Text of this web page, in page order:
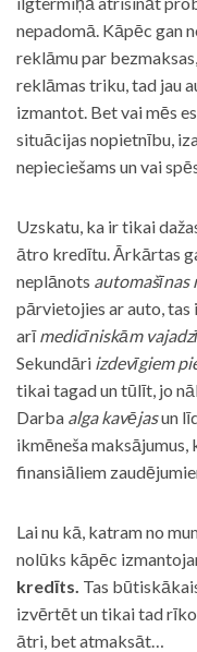
nepadomā. Kāpēc gan
reklāmu par
reklāmas triku, tad jau
izmantot. Bet vai mēs
situācijas nopietnību,
nepieciešams un vai
Uzskatu, ka ir tikai
ātro kredītu. Ārkārtas
neplānots automašīnas
pārvietojies ar auto,
arīmedicīniskām
Sekundāri izdevīgiem
tikai tagad un tūlīt, jo
Darba alga kavējasun
ikmēneša
finansiāliem
Lai nu kā, katram no
nolūks kāpēc
kredīts. Tas
izvērtēt un tikai tad
ātri, bet atmaksāt…